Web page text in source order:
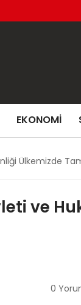
EKONOMI
Ülkemizde
ve
0